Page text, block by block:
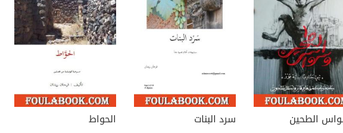
الطحين سرد البنات
الحواط